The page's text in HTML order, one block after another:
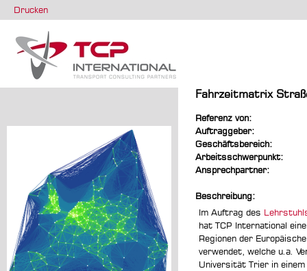
Drucken
Fahrzeitmatrix
Referenz von:
Auftraggeber:
Geschäftsbereich:
Arbeitsschwerpunkt:
Ansprechpartner:
Beschreibung:
Im Auftrag des
hat TCP International
Regionen der
verwendet, welche u.a.
Universität Trier in